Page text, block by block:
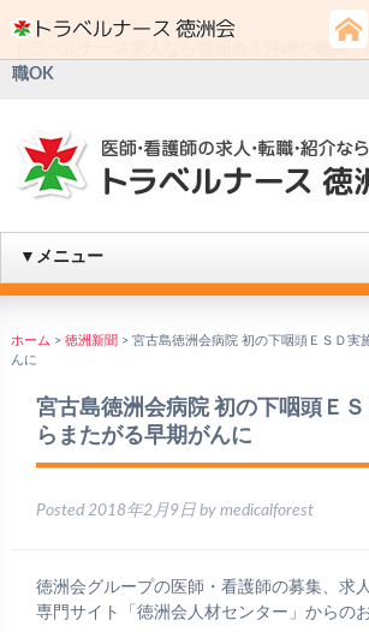
トラベルナース求人なら徳洲会！沖縄や離島、
職OK
▼メニュー
ホーム > 徳洲新聞 > 宮古島徳洲会病院 初の下咽頭ＥＳＤ実
んに
宮古島徳洲会病院 初の下咽頭Ｅ
らまたがる早期がんに
Posted 2018年2月9日 by medicalforest
徳洲会グループの医師・看護師の募集、求
専門サイト「徳洲会人材センター」からの